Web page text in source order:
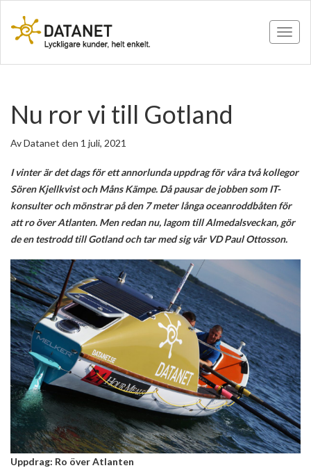
Nu ror vi till Gotland
Av Datanet den 1 juli, 2021
I vinter är det dags för ett annorlunda uppdrag för våra två kollegor
Sören Kjellkvist och Måns Kämpe. Då pausar de jobben som IT-
konsulter och mönstrar på den 7 meter långa oceanroddbåten för
att ro över Atlanten. Men redan nu, lagom till Almedalsveckan, gör
de en testrodd till Gotland och tar med sig vår VD Paul Ottosson.
Uppdrag: Ro över Atlanten